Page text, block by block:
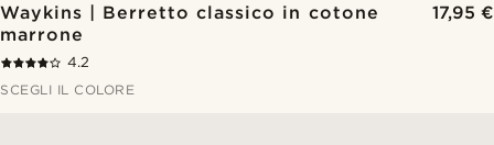
Waykins | Berretto classico in cotone
marrone
17,95 €
4.2
SCEGLI IL COLORE